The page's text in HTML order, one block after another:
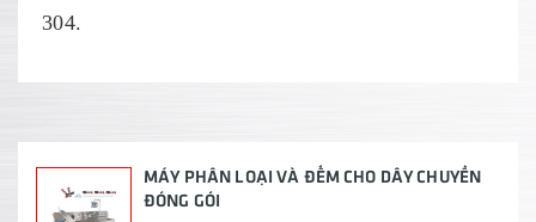
304.
MÁY PHÂN LOẠI VÀ ĐẾM CHO DÂY CHUYỀN
ĐÓNG GÓI